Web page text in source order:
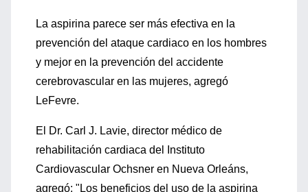
La aspirina parece ser más efectiva en la
prevención del ataque cardiaco en los hombres
y mejor en la prevención del accidente
cerebrovascular en las mujeres, agregó
LeFevre.
El Dr. Carl J. Lavie, director médico de
rehabilitación cardiaca del Instituto
Cardiovascular Ochsner en Nueva Orleáns,
agregó: "Los beneficios del uso de la aspirina